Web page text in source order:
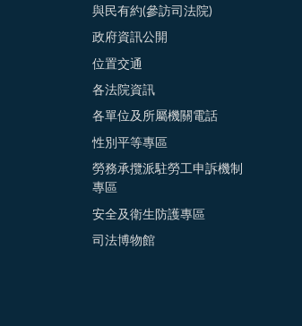
與民有約(參訪司法院)
政府資訊公開
位置交通
各法院資訊
各單位及所屬機關電話
性別平等專區
勞務承攬派駐勞工申訴機制
專區
安全及衛生防護專區
司法博物館